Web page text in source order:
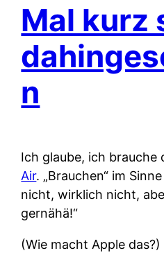
Mal kurz
n
Ich glaube, ich brauche
Air. „Brauchen“ im
nicht, wirklich nicht,
gernähä!“
(Wie macht Apple das?)